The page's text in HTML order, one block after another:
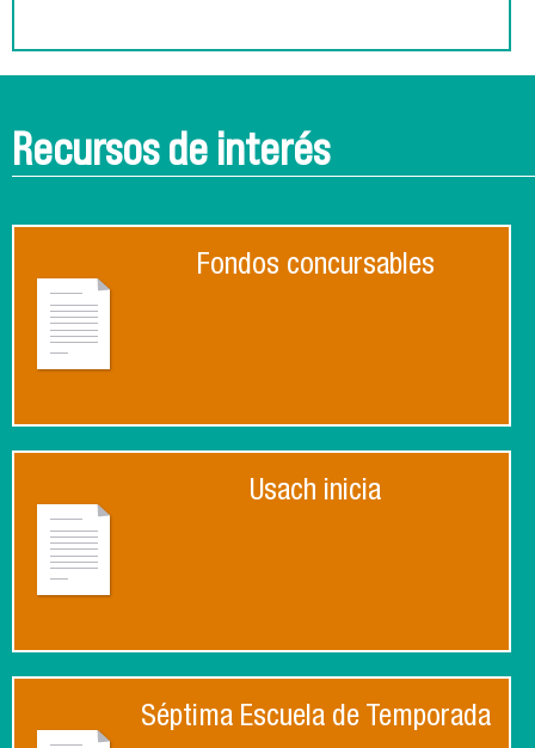
Recursos de interés
Fondos concursables
Usach inicia
Séptima Escuela de Temporada